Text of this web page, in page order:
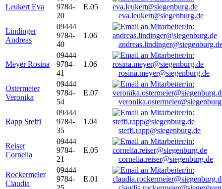
Leukert Eva
9784-
20
E.05
eva.leukert@siegenburg.de
Lindinger
Andreas
09444
9784-
40
1.06
Meyer Rosina
09444
9784-
41
1.06
rosina.meyer@siegenburg.de
Ostermeier
Veronika
09444
9784-
54
E.07
Rapp Steffi
09444
9784-
35
1.04
steffi.rapp@siegenburg.de
Reiser
Cornelia
09444
9784-
21
E.05
cornelia.reiser@siegenburg.de
Rockermeier
Claudia
09444
9784-
E.01